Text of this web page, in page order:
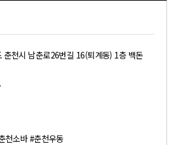
춘천시 남춘로26번길 16(퇴계동) 1층 백돈
천소바 #춘천우동